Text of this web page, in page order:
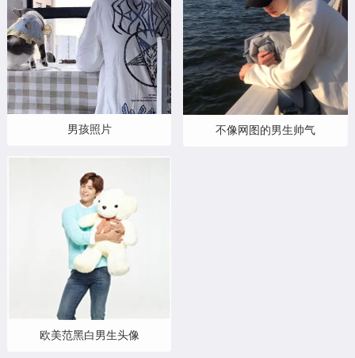
男孩照片
欧美范黑白男生头像
不像网图的男生帅气